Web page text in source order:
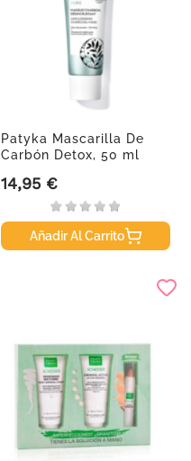
Patyka Mascarilla De
Carbón Detox, 50 ml
Precio
14,95 €
Añadir Al Carrito